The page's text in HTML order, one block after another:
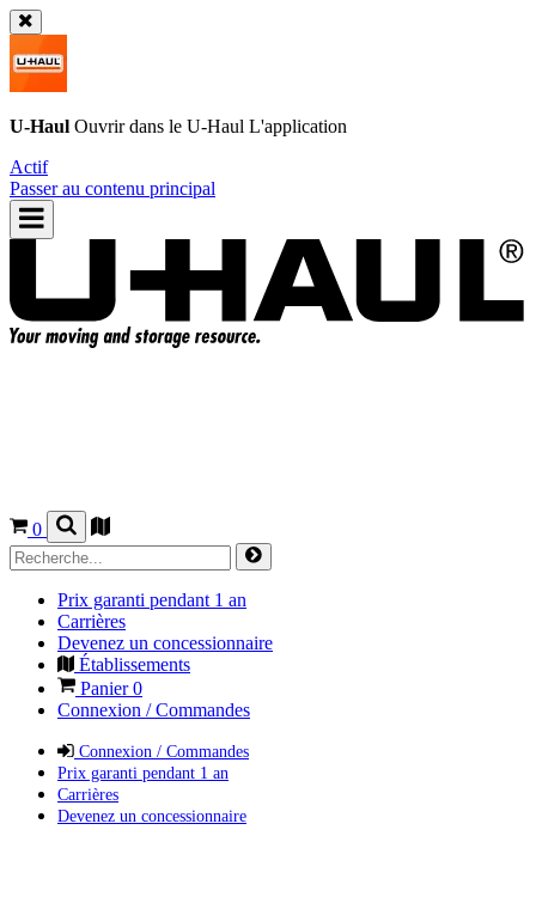
U-Haul Ouvrir dans le U-Haul L'application
Actif
Passer au contenu principal
0
Prix garanti pendant 1 an
Carrières
Devenez un concessionnaire
Établissements
Panier0
Connexion / Commandes
Connexion / Commandes
Prix garanti pendant 1 an
Carrières
Devenez un concessionnaire